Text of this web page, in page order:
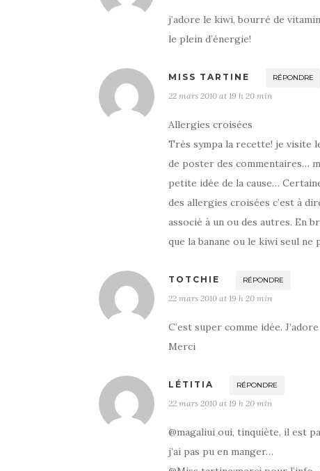
j’adore le kiwi, bourré de
le plein d’énergie!
MISS TARTINE RÉPONDRE
22 mars 2010 at 19 h 20 min
Allergies croisées
Très sympa la recette! je visite
de poster des commentaires…
petite idée de la cause…
des allergies croisées c’est à
associé à un ou des autres. En
que la banane ou le kiwi seul ne
TOTCHIE RÉPONDRE
22 mars 2010 at 19 h 20 min
C’est super comme idée.
Merci
LÉTITIA RÉPONDRE
22 mars 2010 at 19 h 20 min
@magaliui oui, tinquiète, il est
j’ai pas pu en manger…